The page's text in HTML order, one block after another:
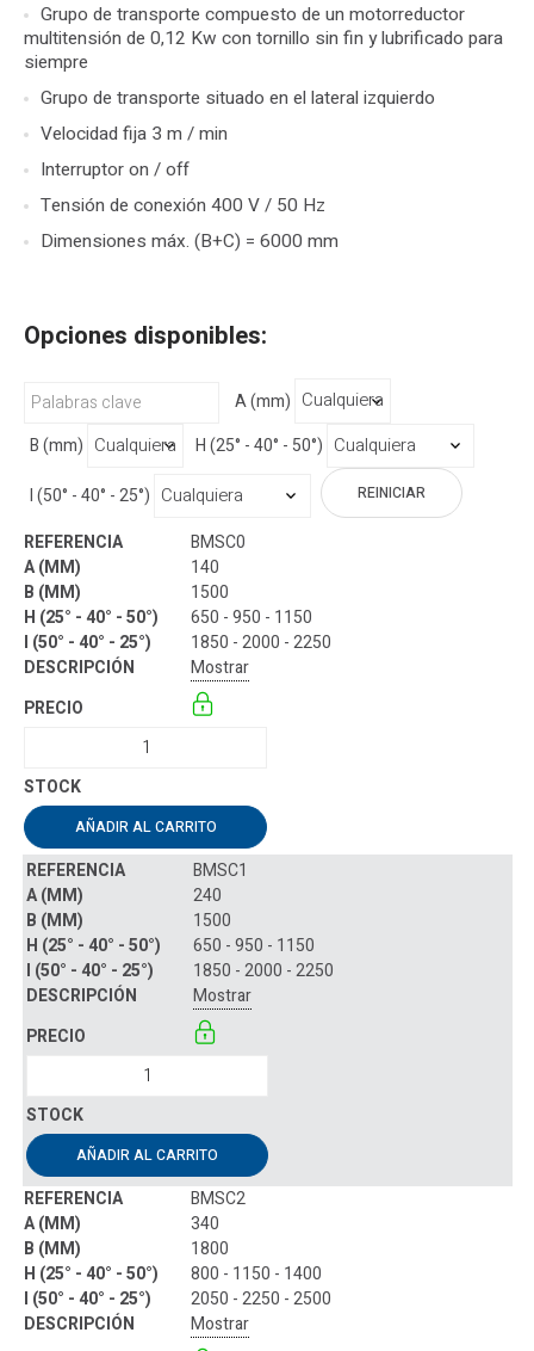
Grupo de transporte compuesto de un motorreductor
multitensión de 0,12 Kw con tornillo sin fin y lubrificado para
siempre
Grupo de transporte situado en el lateral izquierdo
Velocidad fija 3 m / min
Interruptor on / off
Tensión de conexión 400 V / 50 Hz
Dimensiones máx. (B+C) = 6000 mm
Opciones disponibles:
A (mm)
B (mm)
H (25° - 40° - 50°)
I (50° - 40° - 25°)
REINICIAR
BMSC0
140
1500
650 - 950 - 1150
1850 - 2000 - 2250
Mostrar
AÑADIR AL CARRITO
BMSC1
240
1500
650 - 950 - 1150
1850 - 2000 - 2250
Mostrar
AÑADIR AL CARRITO
BMSC2
340
1800
800 - 1150 - 1400
2050 - 2250 - 2500
Mostrar